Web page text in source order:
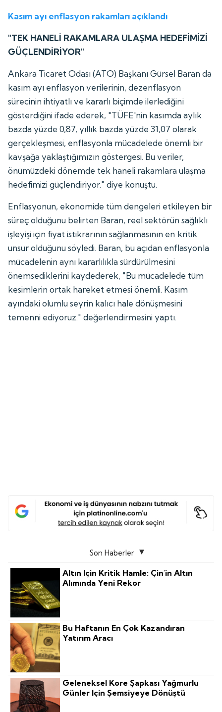
Kasım ayı enflasyon rakamları açıklandı
"TEK HANELİ RAKAMLARA ULAŞMA HEDEFİMİZİ
GÜÇLENDİRİYOR"
Ankara Ticaret Odası (ATO) Başkanı Gürsel Baran da
kasım ayı enflasyon verilerinin, dezenflasyon
sürecinin ihtiyatlı ve kararlı biçimde ilerlediğini
gösterdiğini ifade ederek, "TÜFE'nin kasımda aylık
bazda yüzde 0,87, yıllık bazda yüzde 31,07 olarak
gerçekleşmesi, enflasyonla mücadelede önemli bir
kavşağa yaklaştığımızın göstergesi. Bu veriler,
önümüzdeki dönemde tek haneli rakamlara ulaşma
hedefimizi güçlendiriyor." diye konuştu.
Enflasyonun, ekonomide tüm dengeleri etkileyen bir
süreç olduğunu belirten Baran, reel sektörün sağlıklı
işleyişi için fiyat istikrarının sağlanmasının en kritik
unsur olduğunu söyledi. Baran, bu açıdan enflasyonla
mücadelenin aynı kararlılıkla sürdürülmesini
önemsediklerini kaydederek, "Bu mücadelede tüm
kesimlerin ortak hareket etmesi önemli. Kasım
ayındaki olumlu seyrin kalıcı hale dönüşmesini
temenni ediyoruz." değerlendirmesini yaptı.
Son Haberler
Altın Için Kritik Hamle: Çin'in Altın
Alımında Yeni Rekor
Bu Haftanın En Çok Kazandıran
Yatırım Aracı
Geleneksel Kore Şapkası Yağmurlu
Günler Için Şemsiyeye Dönüştü